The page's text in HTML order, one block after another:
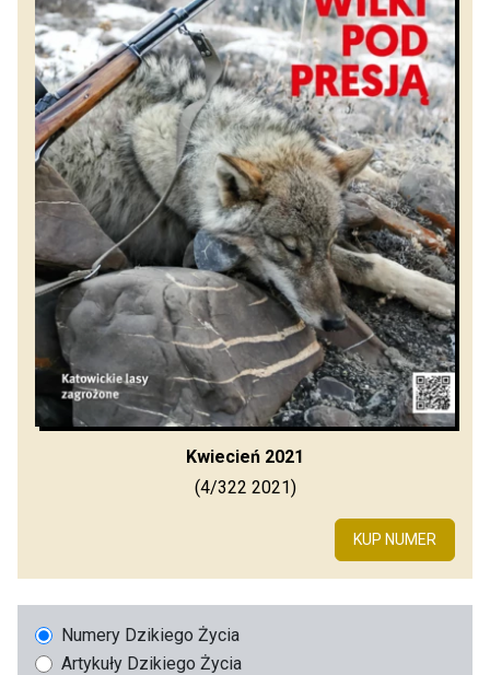
Kwiecień 2021
(4/322 2021)
KUP NUMER
Numery Dzikiego Życia
Artykuły Dzikiego Życia